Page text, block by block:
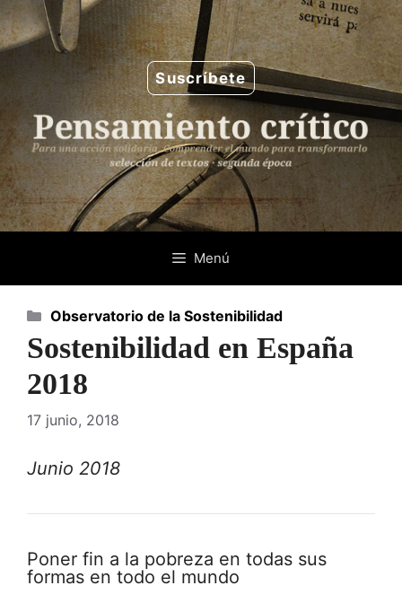
Saltar
al
contenido
Suscríbete
Menú
Sostenibilidad en España
2018
17 junio, 2018
Junio 2018
Poner fin a la pobreza en todas sus
formas en todo el mundo
Categorías
Observatorio de la Sostenibilidad